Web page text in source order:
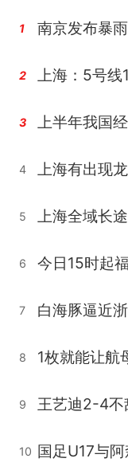
1 南京发布暴
2
3
4 上海有出现
5 上海全域长
6
7 白海豚逼近
8
9 王艺迪2-4不
10